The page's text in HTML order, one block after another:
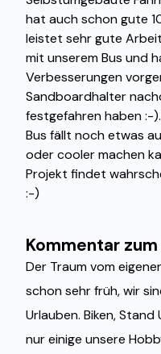
hat auch schon gute
leistet sehr gute
mit unserem Bus und
Verbesserungen
Sandboardhalter
festgefahren haben :-
Bus fällt noch etwas
oder cooler machen
Projekt findet
:-)
Kommentar
Der Traum vom
schon sehr früh, wir
Urlauben. Biken,
nur einige unsere